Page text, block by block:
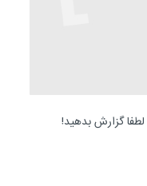
لطفا گزارش بدهید!